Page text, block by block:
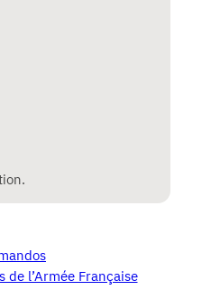
de l’Armée Française